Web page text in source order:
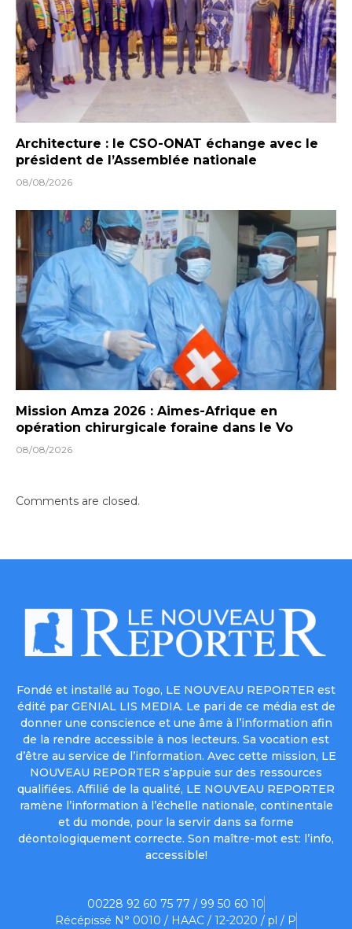
Architecture : le CSO-ONAT échange avec le
président de l’Assemblée nationale
08/08/2026
Mission Amza 2026 : Aimes-Afrique en
opération chirurgicale foraine dans le Vo
08/08/2026
Comments are closed.
Fondé et installé au Togo, LE NOUVEAU REPORTER est
édité par GENIAL LIS MEDIA. Le pari de ce média est de
donner une conscience et une âme à l’information afin
de la rendre accessible à nos lecteurs. Sa vocation est
d’être au service de l’information. Avec cette mission, LE
NOUVEAU REPORTER s’appuie sur des ressources
qualifiées. Affilié de la qualité, LE NOUVEAU REPORTER
ramène l’information à l’échelle nationale, continentale
et du monde, pour la servir dans sa forme
déontologiquement correcte. Son maître-mot est: l’info,
accessible!
00228 92 60 75 77 / 99 50 60 10
Récépissé N° 0010 / HAAC / 12-2020 / pl / P